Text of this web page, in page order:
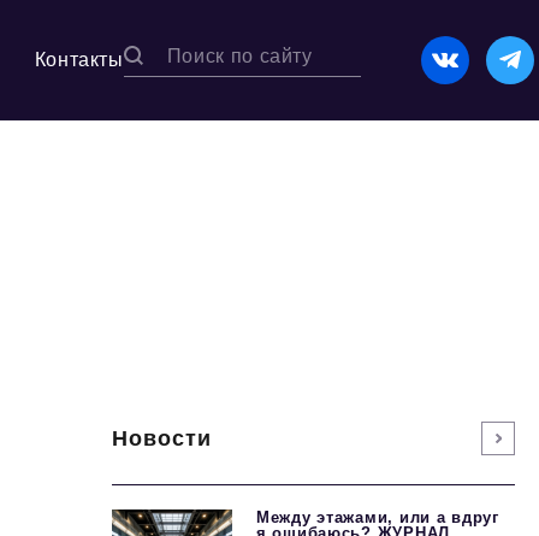
Контакты
Новости
Между этажами, или а вдруг